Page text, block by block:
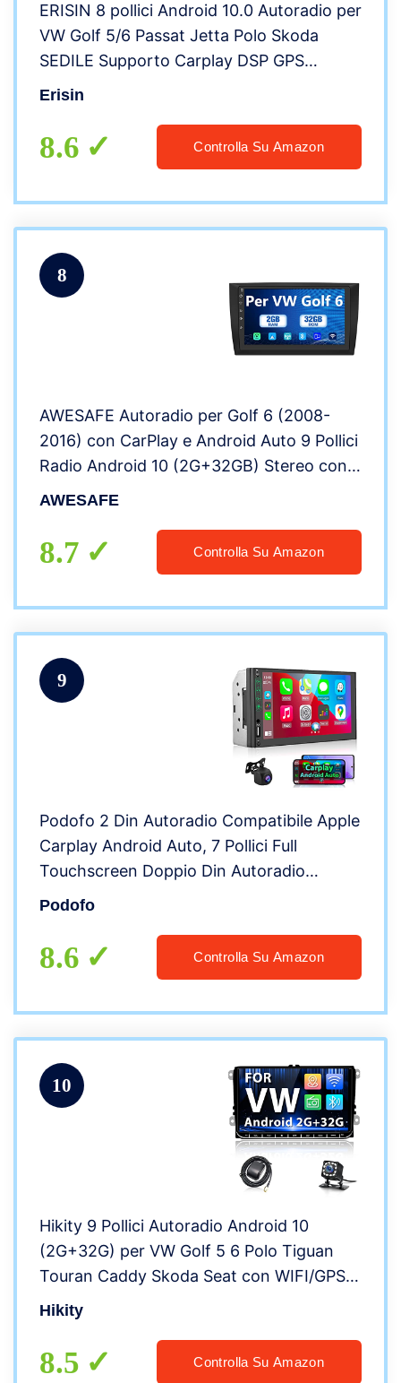
ERISIN 8 pollici Android 10.0 Autoradio per
VW Golf 5/6 Passat Jetta Polo Skoda
SEDILE Supporto Carplay DSP GPS
Navigatore satellitare Android Auto Wifi
+ 64GB ROM
Erisin
8.6 Controlla Su Amazon
8
AWESAFE Autoradio per Golf 6 (2008-
2016) con CarPlay e Android Auto 9 Pollici
Radio Android 10 (2G+32GB) Stereo con
cornice esterna, Funzione con Command
WIFI
AWESAFE
8.7 Controlla Su Amazon
9
Podofo 2 Din Autoradio Compatibile Apple
Carplay Android Auto, 7 Pollici Full
Touchscreen Doppio Din Autoradio
Bluetooth FM Mirror Link Telefono
HD e Microfono
Podofo
8.6 Controlla Su Amazon
10
Hikity 9 Pollici Autoradio Android 10
(2G+32G) per VW Golf 5 6 Polo Tiguan
Touran Caddy Skoda Seat con WIFI/GPS
Navigation/BT/RDS/FM/USB, 1080P HD
+Retrocamera+Canbus
Hikity
8.5 Controlla Su Amazon